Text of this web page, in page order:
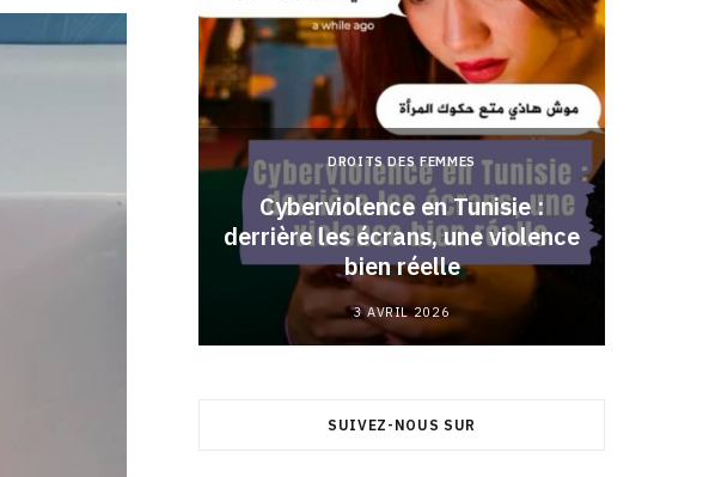
DROITS DES FEMMES
Cyberviolence en Tunisie :
derrière les écrans, une violence
bien réelle
3 AVRIL 2026
SUIVEZ-NOUS SUR